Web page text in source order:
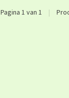
Pagina 1 van 1 |